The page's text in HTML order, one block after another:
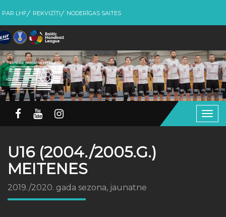
PAR LHF REKVIZĪTI NODERĪGAS SAITES
U16 (2004./2005.G.)
MEITENES
2019./2020. gada sezona, jaunatne